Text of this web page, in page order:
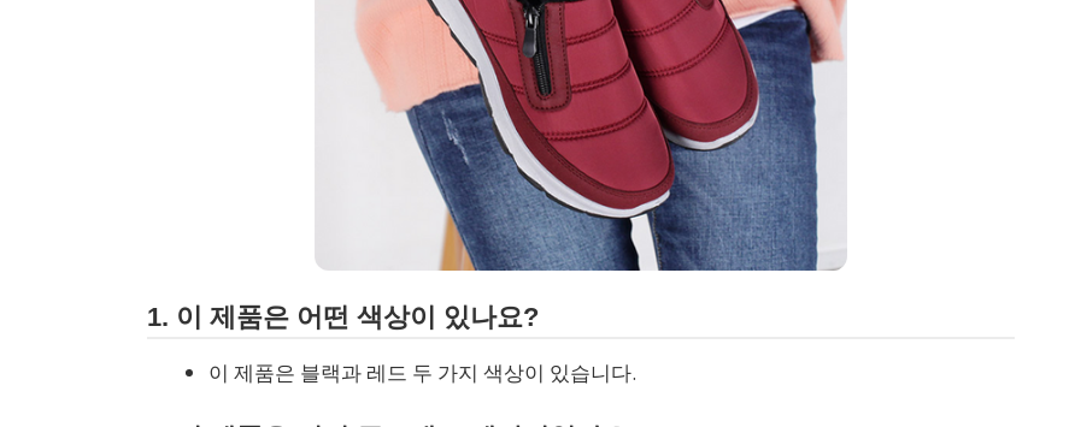
1. 이 제품은 어떤 색상이 있나요?
이 제품은 블랙과 레드 두 가지 색상이 있습니다.